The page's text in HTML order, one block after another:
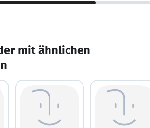
mit ähnlichen